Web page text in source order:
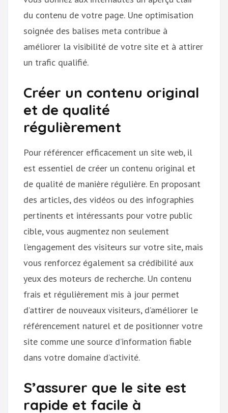
du contenu de votre page. Une optimisation
soignée des balises meta contribue à
améliorer la visibilité de votre site et à attirer
un trafic qualifié.
Créer un contenu original
et de qualité
régulièrement
Pour référencer efficacement un site web, il
est essentiel de créer un contenu original et
de qualité de manière régulière. En proposant
des articles, des vidéos ou des infographies
pertinents et intéressants pour votre public
cible, vous augmentez non seulement
l’engagement des visiteurs sur votre site, mais
vous renforcez également sa crédibilité aux
yeux des moteurs de recherche. Un contenu
frais et régulièrement mis à jour permet
d’attirer de nouveaux visiteurs, d’améliorer le
référencement naturel et de positionner votre
site comme une source d’information fiable
dans votre domaine d’activité.
S’assurer que le site est
rapide et facile à